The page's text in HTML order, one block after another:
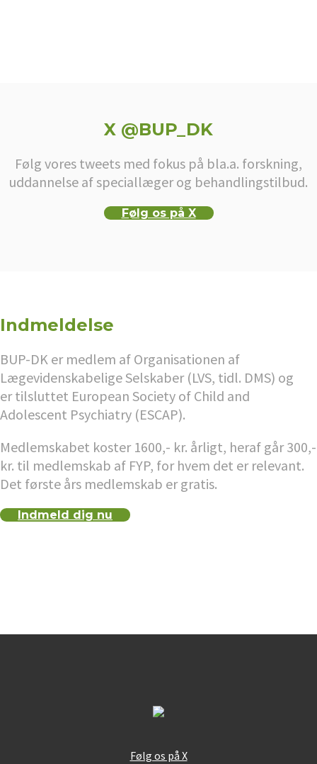
X @BUP_DK
Følg vores tweets med fokus på bla.a. forskning,
uddannelse af speciallæger og behandlingstilbud.
Følg os på X
Indmeldelse
BUP-DK er medlem af Organisationen af
Lægevidenskabelige Selskaber (LVS, tidl. DMS) og
er tilsluttet European Society of Child and
Adolescent Psychiatry (ESCAP).
Medlemskabet koster 1600,- kr. årligt, heraf går 300,-
kr. til medlemskab af FYP, for hvem det er relevant.
Det første års medlemskab er gratis.
Indmeld dig nu
Følg os på X